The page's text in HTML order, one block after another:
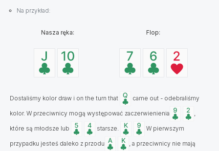
Na przykład:
Nasza ręka: Flop:
Dostaliśmy kolor draw i on the turn that came out - odebraliśmy
kolor. W przeciwnicy mogą występować zaczerwienienia
które są młodsze lub starsze. W pierwszym
przypadku jesteś daleko z przodu
, a przeciwnicy nie mają